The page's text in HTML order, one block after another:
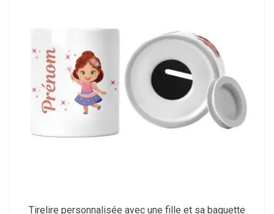
Tirelire personnalisée avec une fille et sa baguette